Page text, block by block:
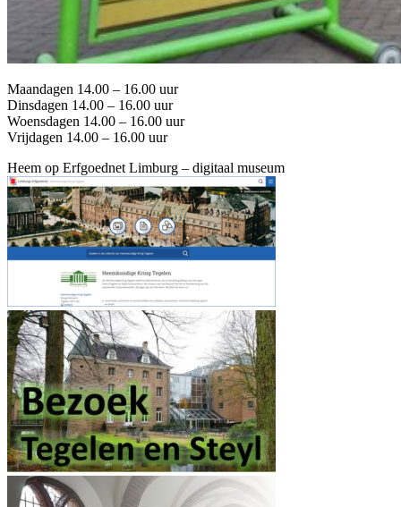
Maandagen 14.00 – 16.00 uur
Dinsdagen 14.00 – 16.00 uur
Woensdagen 14.00 – 16.00 uur
Vrijdagen 14.00 – 16.00 uur
Heem op Erfgoednet Limburg – digitaal museum